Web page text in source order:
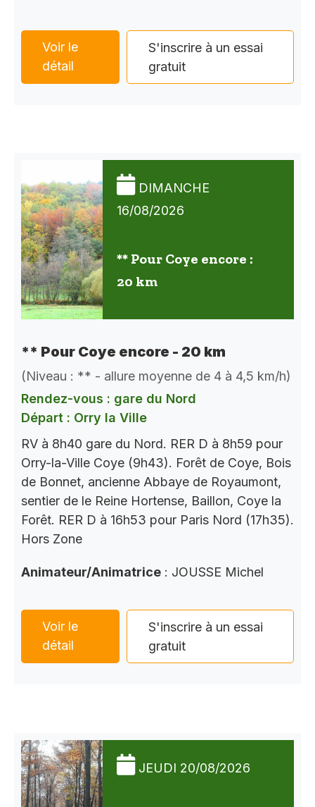
Voir le
détail
S'inscrire à un essai
gratuit
DIMANCHE
16/08/2026
** Pour Coye encore :
20 km
** Pour Coye encore - 20 km
(Niveau : ** - allure moyenne de 4 à 4,5 km/h)
Rendez-vous : gare du Nord
Départ : Orry la Ville
RV à 8h40 gare du Nord. RER D à 8h59 pour
Orry-la-Ville Coye (9h43). Forêt de Coye, Bois
de Bonnet, ancienne Abbaye de Royaumont,
sentier de le Reine Hortense, Baillon, Coye la
Forêt. RER D à 16h53 pour Paris Nord (17h35).
Hors Zone
Animateur/Animatrice : JOUSSE Michel
Voir le
détail
S'inscrire à un essai
gratuit
JEUDI 20/08/2026